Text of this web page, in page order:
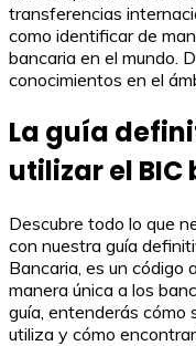
transferencias
como identificar de
bancaria en el mundo.
conocimientos en el
La guía
utilizar el
Descubre todo lo que
con nuestra guía
Bancaria, es un código
manera única a los
guía, entenderás cómo
utiliza y cómo